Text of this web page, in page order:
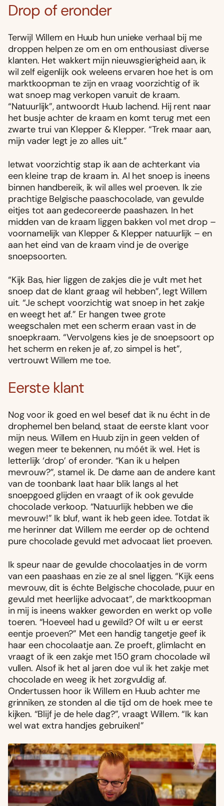
Drop of eronder
Terwijl Willem en Huub hun unieke verhaal bij me
droppen helpen ze om en om enthousiast diverse
klanten. Het wakkert mijn nieuwsgierigheid aan, ik
wil zelf eigenlijk ook weleens ervaren hoe het is om
marktkoopman te zijn en vraag voorzichtig of ik
wat snoep mag verkopen vanuit de kraam.
“Natuurlijk”, antwoordt Huub lachend. Hij rent naar
het busje achter de kraam en komt terug met een
zwarte trui van Klepper & Klepper. “Trek maar aan,
mijn vader legt je zo alles uit.”
Ietwat voorzichtig stap ik aan de achterkant via
een kleine trap de kraam in. Al het snoep is ineens
binnen handbereik, ik wil alles wel proeven. Ik zie
prachtige Belgische paaschocolade, van gevulde
eitjes tot aan gedecoreerde paashazen. In het
midden van de kraam liggen bakken vol met drop –
voornamelijk van Klepper & Klepper natuurlijk – en
aan het eind van de kraam vind je de overige
snoepsoorten.
“Kijk Bas, hier liggen de zakjes die je vult met het
snoep dat de klant graag wil hebben”, legt Willem
uit. “Je schept voorzichtig wat snoep in het zakje
en weegt het af.” Er hangen twee grote
weegschalen met een scherm eraan vast in de
snoepkraam. “Vervolgens kies je de snoepsoort op
het scherm en reken je af, zo simpel is het”,
vertrouwt Willem me toe.
Eerste klant
Nog voor ik goed en wel besef dat ik nu écht in de
drophemel ben beland, staat de eerste klant voor
mijn neus. Willem en Huub zijn in geen velden of
wegen meer te bekennen, nu móét ik wel. Het is
letterlijk ‘drop’ of eronder. “Kan ik u helpen
mevrouw?”, stamel ik. De dame aan de andere kant
van de toonbank laat haar blik langs al het
snoepgoed glijden en vraagt of ik ook gevulde
chocolade verkoop. “Natuurlijk hebben we die
mevrouw!” Ik bluf, want ik heb geen idee. Totdat ik
me herinner dat Willem me eerder op de ochtend
pure chocolade gevuld met advocaat liet proeven.
Ik speur naar de gevulde chocolaatjes in de vorm
van een paashaas en zie ze al snel liggen. “Kijk eens
mevrouw, dit is échte Belgische chocolade, puur en
gevuld met heerlijke advocaat”, de marktkoopman
in mij is ineens wakker geworden en werkt op volle
toeren. “Hoeveel had u gewild? Of wilt u er eerst
eentje proeven?” Met een handig tangetje geef ik
haar een chocolaatje aan. Ze proeft, glimlacht en
vraagt of ik een zakje met 150 gram chocolade wil
vullen. Alsof ik het al jaren doe vul ik het zakje met
chocolade en weeg ik het zorgvuldig af.
Ondertussen hoor ik Willem en Huub achter me
grinniken, ze stonden al die tijd om de hoek mee te
kijken. “Blijf je de hele dag?”, vraagt Willem. “Ik kan
wel wat extra handjes gebruiken!”